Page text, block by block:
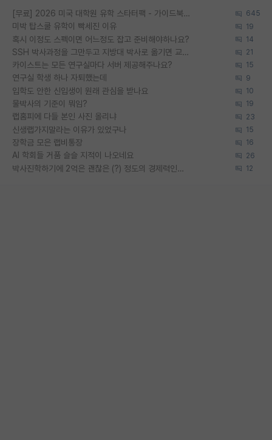
[무료] 2026 미국 대학원 유학 스타터팩 - 가이드북 & 합격자 컨택메일 템플릿 645
미박 탑스쿨 유학이 빡세진 이유 19
혹시 이정도 스펙이면 어느정도 잡고 준비해야하나요? 14
SSH 박사과정을 그만두고 지방대 박사로 옮기면 교수의 꿈은 끝일까요? 21
카이스트는 모든 연구실마다 서버 제공해주나요? 15
연구실 학생 하나 자퇴했는데 9
입학도 안한 신입생이 원래 관심을 받나요 10
물박사의 기준이 뭐임? 19
랩홈피에 다들 본인 사진 올리냐 23
신생랩가지말라는 이유가 있었구나 15
장학금 모은 랩비통장 16
AI 학회들 거품 슬슬 지적이 나오네요 26
박사진학하기에 2억은 괜찮은 (?) 정도의 경제력인가요 12